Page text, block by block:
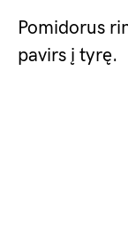
Pomidorus
pavirs į tyrę.